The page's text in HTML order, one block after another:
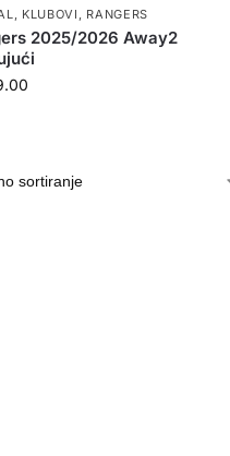
, KLUBOVI , RANGERS
2025/2026 Away2